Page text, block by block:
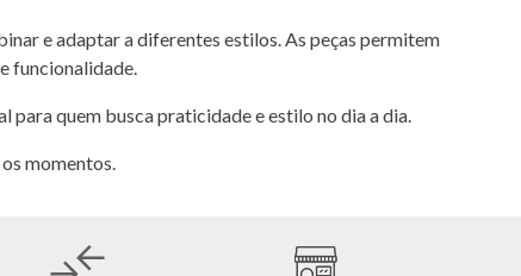
e adaptar a diferentes estilos. As peças permitem
funcionalidade.
quem busca praticidade e estilo no dia a dia.
momentos.